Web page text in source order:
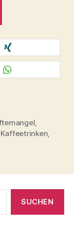
Buzzwords
des
Arbeitsmarkts“
teilen